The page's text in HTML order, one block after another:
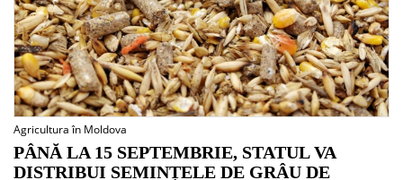
Agricultura în Moldova
PÂNĂ LA 15 SEPTEMBRIE, STATUL VA
DISTRIBUI SEMINȚELE DE GRÂU DE